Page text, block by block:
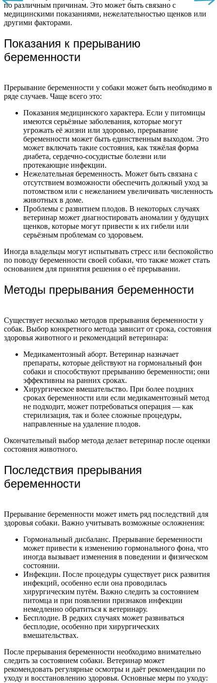
по различным причинам. Это может быть связано с
медицинскими показаниями, нежелательностью щенков или
другими факторами.
Показания к прерыванию
беременности
Прерывание беременности у собаки может быть необходимо в
ряде случаев. Чаще всего это:
Показания медицинского характера. Если у питомицы
имеются серьёзные заболевания, которые могут
угрожать её жизни или здоровью, прерывание
беременности может быть единственным выходом. Это
может включать такие состояния, как тяжёлая форма
диабета, сердечно-сосудистые болезни или
протекающие инфекции.
Нежелательная беременность. Может быть связана с
отсутствием возможности обеспечить должный уход за
потомством или с нежеланием увеличивать численность
животных в доме.
Проблемы с развитием плодов. В некоторых случаях
ветеринар может диагностировать аномалии у будущих
щенков, которые могут привести к их гибели или
серьёзным проблемам со здоровьем.
Иногда владельцы могут испытывать стресс или беспокойство
по поводу беременности своей собаки, что также может стать
основанием для принятия решения о её прерывании.
Методы прерывания беременности
Существует несколько методов прерывания беременности у
собак. Выбор конкретного метода зависит от срока, состояния
здоровья животного и рекомендаций ветеринара:
Медикаментозный аборт. Ветеринар назначает
препараты, которые действуют на гормональный фон
собаки и способствуют прерыванию беременности; они
эффективны на ранних сроках.
Хирургическое вмешательство. При более поздних
сроках беременности или если медикаментозный метод
не подходит, может потребоваться операция — как
стерилизация, так и более сложные процедуры,
направленные на удаление плодов.
Окончательный выбор метода делает ветеринар после оценки
состояния животного.
Последствия прерывания
беременности
Прерывание беременности может иметь ряд последствий для
здоровья собаки. Важно учитывать возможные осложнения:
Гормональный дисбаланс. Прерывание беременности
может привести к изменению гормонального фона, что
иногда вызывает изменения в поведении и физическом
состоянии.
Инфекции. После процедуры существует риск развития
инфекций, особенно если она проводилась
хирургическим путём. Важно следить за состоянием
питомца и при появлении признаков инфекции
немедленно обратиться к ветеринару.
Бесплодие. В редких случаях может развиваться
бесплодие, особенно при хирургических
вмешательствах.
После прерывания беременности необходимо внимательно
следить за состоянием собаки. Ветеринар может
рекомендовать регулярные осмотры и даёт рекомендации по
уходу и восстановлению здоровья. Основные меры по уходу: